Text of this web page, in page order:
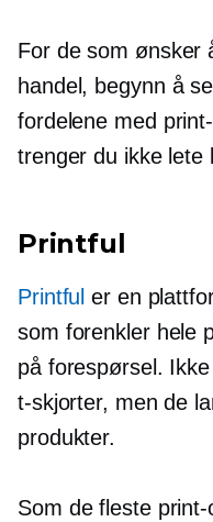
For de som ønsker
handel, begynn å
fordelene med
trenger du ikke lete
Printful
Printful er en
som forenkler hele
på forespørsel.
t-skjorter, men de
produkter.
Som de fleste print-